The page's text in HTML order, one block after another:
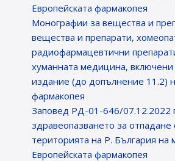
Европейската фармакопея
Монографии за вещества и
вещества и препарати,
радиофармацевтични
хуманната медицина,
издание (до допълнение 11.2)
фармакопея
Заповед РД-01-646/07.12.2022
здравеопазването за
територията на Р. България на
Европейската фармакопея